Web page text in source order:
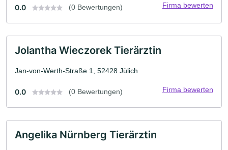
0.0 (0 Bewertungen) Firma bewerten
Jolantha Wieczorek Tierärztin
Jan-von-Werth-Straße 1, 52428 Jülich
0.0 (0 Bewertungen) Firma bewerten
Angelika Nürnberg Tierärztin